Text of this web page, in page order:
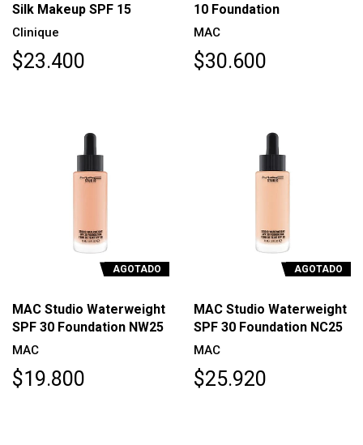
Silk Makeup SPF 15
Clinique
$23.400
10 Foundation
MAC
$30.600
AGOTADO
MAC Studio Waterweight
SPF 30 Foundation NW25
MAC
$19.800
AGOTADO
MAC Studio Waterweight
SPF 30 Foundation NC25
MAC
$25.920